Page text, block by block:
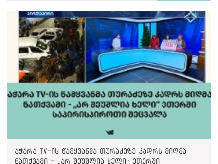
აჭარა TV-ის წამყვანმა თურაძეზე კადრს მიღმა
ნათქვამი - „არ შეუშლია ხელი“ ეთერში